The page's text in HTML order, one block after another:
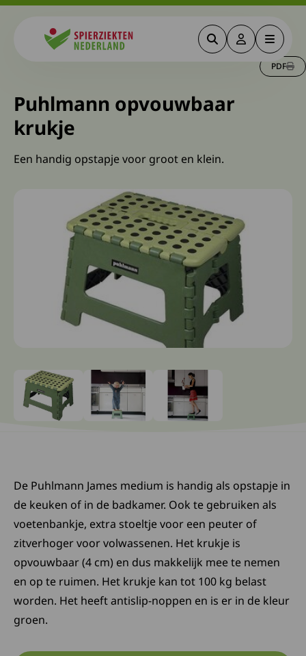
ZoekenDeze link
Menu
PDF
Puhlmann opvouwbaar
krukje
Een handig opstapje voor groot en klein.
Ga naar slide: 0Ga naar slide: 1 Ga naar slide: 2
De Puhlmann James medium is handig als opstapje in
de keuken of in de badkamer. Ook te gebruiken als
voetenbankje, extra stoeltje voor een peuter of
zitverhoger voor volwassenen. Het krukje is
opvouwbaar (4 cm) en dus makkelijk mee te nemen
en op te ruimen. Het krukje kan tot 100 kg belast
worden. Het heeft antislip-noppen en is er in de kleur
groen.